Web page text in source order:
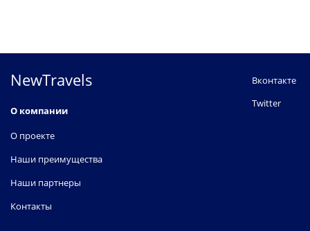
NewTravels
О компании
О проекте
Наши преимущества
Наши партнеры
Контакты
Вконтакте
Twitter